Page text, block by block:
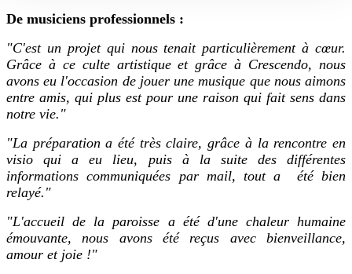
De musiciens professionnels :
"C'est un projet qui nous tenait particulièrement à cœur.
Grâce à ce culte artistique et grâce à Crescendo, nous
avons eu l'occasion de jouer une musique que nous aimons
entre amis, qui plus est pour une raison qui fait sens dans
notre vie."
"La préparation a été très claire, grâce à la rencontre en
visio qui a eu lieu, puis à la suite des différentes
informations communiquées par mail, tout a été bien
relayé."
"L'accueil de la paroisse a été d'une chaleur humaine
émouvante, nous avons été reçus avec bienveillance,
amour et joie !"